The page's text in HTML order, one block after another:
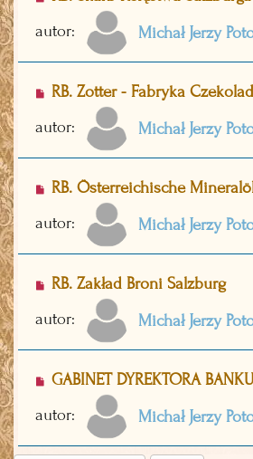
autor:
Michał Jerzy
RB. Zotter - Fabryka
autor:
Michał Jerzy
RB. Österreichische
autor:
Michał Jerzy
RB. Zakład Broni Salzburg
autor:
Michał Jerzy
GABINET DYREKTORA BANKU
autor:
Michał Jerzy